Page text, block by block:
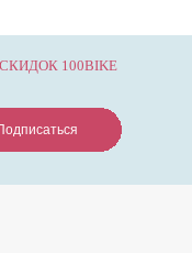
100BIKE